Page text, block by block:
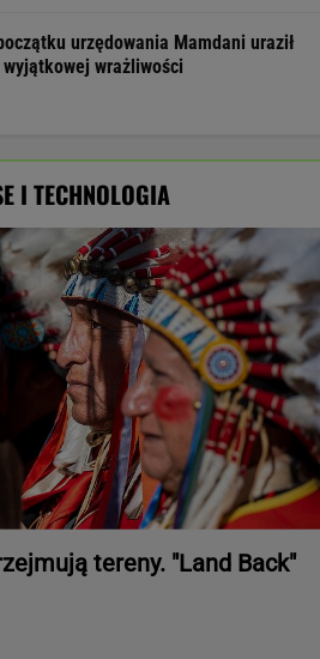
urzędowania Mamdani uraził
wrażliwości
I TECHNOLOGIA
tereny. "Land Back"